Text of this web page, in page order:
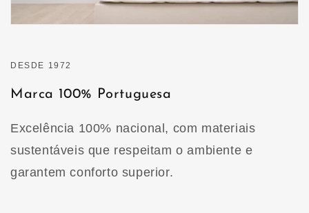
DESDE 1972
Marca 100% Portuguesa
Excelência 100% nacional, com materiais
sustentáveis que respeitam o ambiente e
garantem conforto superior.